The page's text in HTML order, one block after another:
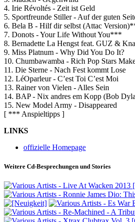
4. Irie Révoltés - Zeit ist Geld
5. Sportfreunde Stiller - Auf der guten
6. Bela B - Hilf dir selbst (Attac
7. Donots - Your Life Without You***
8. Bernadette La Hengst feat. GUZ &
9. Miss Platnum - Why Did You Do It?
10. Chumbawamba - Rich Pop Stars
11. Die Sterne - Nach Fest kommt Lose
12. LéOparleur - C’est Toi C’est Moi
13. Rainer von Vielen - Alles Sein
14. BAP - Nix andres em Kopp (Bob
15. New Model Army - Disappeared
[ *** Anspieltipps ]
LINKS
offizielle Homepage
Weitere Cd-Besprechungen und Stories